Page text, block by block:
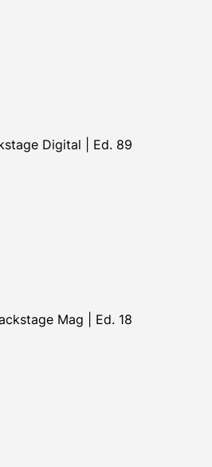
Digital | Ed. 89
Mag | Ed. 18